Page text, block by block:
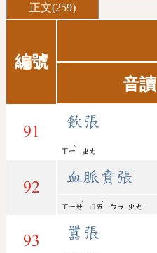
正文(259)
編號
音讀
91
歙張
ㄒㄧ
ˋ
ㄓㄤ
92
血脈賁張
ㄒㄧㄝ
ˇ
ㄇㄞ
ˋ
ㄅㄣ ㄓㄤ
93 囂張